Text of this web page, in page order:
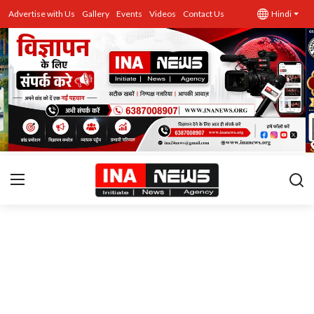
Advertise with Us Gallery Events Videos Contact Us Hindi
उत्तर प्रदेश
Advertise with Us
Events
राज्य